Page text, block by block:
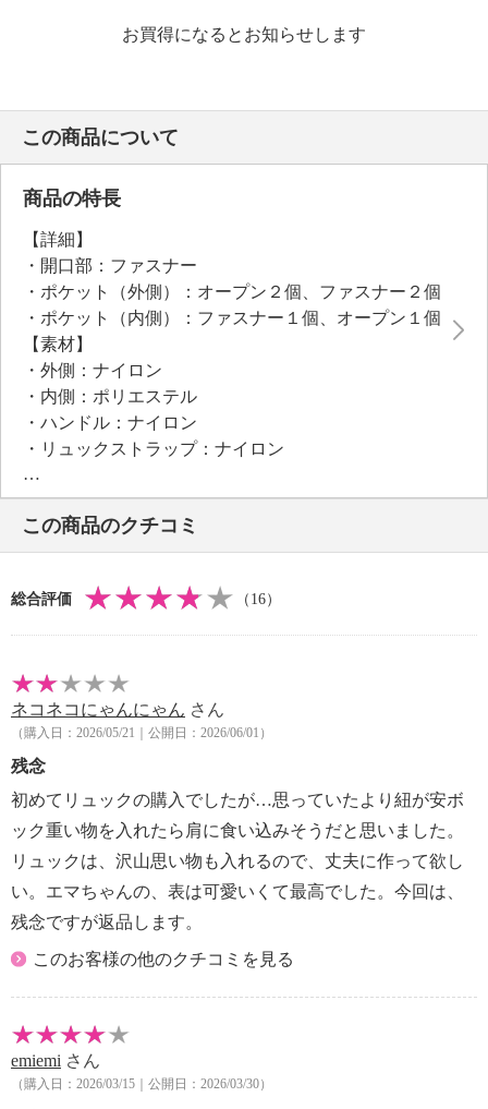
お買得になるとお知らせします
この商品について
商品の特長
【詳細】
・開口部：ファスナー
・ポケット（外側）：オープン２個、ファスナー２個
・ポケット（内側）：ファスナー１個、オープン１個
【素材】
・外側：ナイロン
・内側：ポリエステル
・ハンドル：ナイロン
・リュックストラップ：ナイロン
【サイズ】
・約縦３３ｃｍ×最大横３７ｃｍ×マチ１３ｃｍ
・約開口部２７ｃｍ×底部２９ｃｍ
・リュックストラップ長さ：約５０〜９０ｃｍ
【重さ】
・約４１０ｇ
・個体差あり
【原産国（地）】
・中国製
この商品のクチコミ
総合評価 （16）
ネコネコにゃんにゃん さん
（購入日：2026/05/21｜公開日：2026/06/01）
残念
初めてリュックの購入でしたが…思っていたより紐が安ボ
ック重い物を入れたら肩に食い込みそうだと思いました。
リュックは、沢山思い物も入れるので、丈夫に作って欲し
い。エマちゃんの、表は可愛いくて最高でした。今回は、
残念ですが返品します。
このお客様の他のクチコミを見る
emiemi さん
（購入日：2026/03/15｜公開日：2026/03/30）